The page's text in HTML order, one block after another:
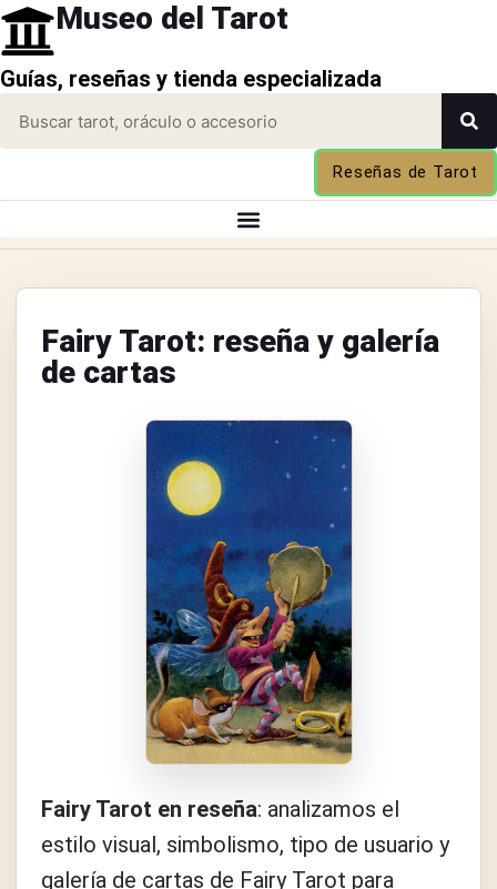
Museo del Tarot
Guías, reseñas y tienda especializada
Reseñas de Tarot
Fairy Tarot: reseña y galería
de cartas
Fairy Tarot en reseña: analizamos el
estilo visual, simbolismo, tipo de usuario y
galería de cartas de Fairy Tarot para